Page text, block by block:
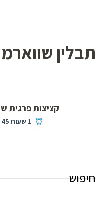
תבלין
קציצות פרגית
1 שעות 45 דקות
חיפוש